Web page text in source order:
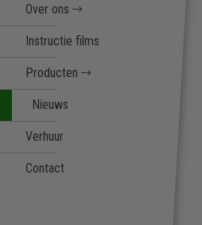
Over ons
Instructie films
Producten
Nieuws
Verhuur
Contact